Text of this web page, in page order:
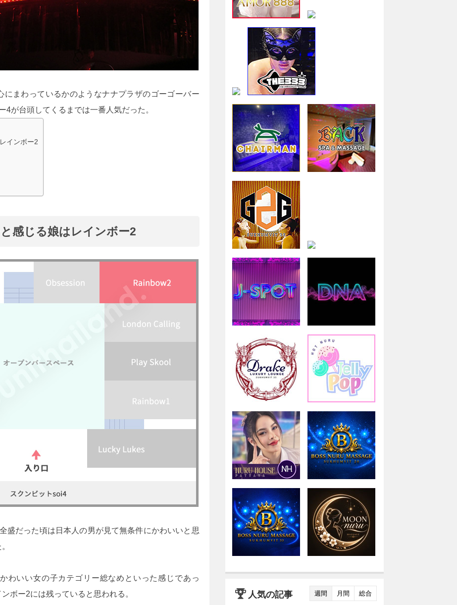
にまわっているかのようなナナプラザのゴーゴーバー
4が台頭してくるまでは一番人気だった。
インボー2
感じる娘はレインボー2
盛だった頃は日本人の男が見て無条件にかわいいと思
わいい女の子カテゴリー総なめといった感じであっ
ボー2には残っていると思われる。
人気の記事 週間 月間 総合